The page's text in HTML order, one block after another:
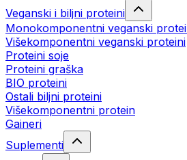
Veganski i biljni proteini
Monokomponentni veganski
Višekomponentni veganski proteini
Proteini soje
Proteini graška
BIO proteini
Ostali biljni proteini
Višekomponentni protein
Gaineri
Suplementi